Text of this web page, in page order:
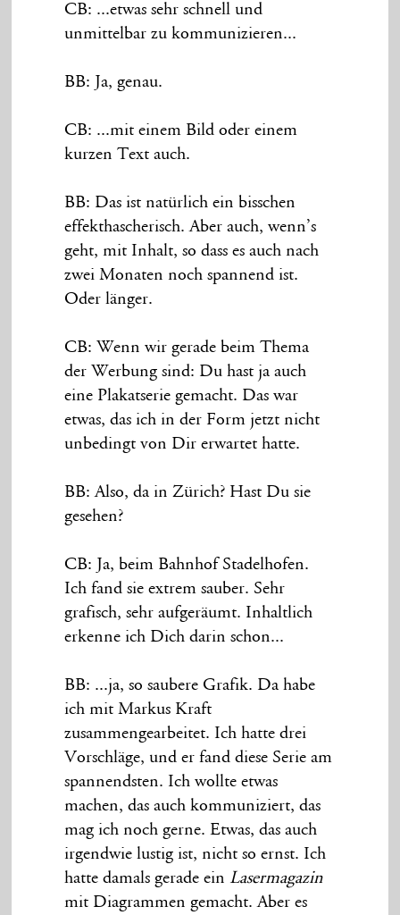
CB: ...etwas sehr schnell und
unmittelbar zu kommunizieren...
BB: Ja, genau.
CB: ...mit einem Bild oder einem
kurzen Text auch.
BB: Das ist natürlich ein bisschen
effekthascherisch. Aber auch, wenn’s
geht, mit Inhalt, so dass es auch nach
zwei Monaten noch spannend ist.
Oder länger.
CB: Wenn wir gerade beim Thema
der Werbung sind: Du hast ja auch
eine Plakatserie gemacht. Das war
etwas, das ich in der Form jetzt nicht
unbedingt von Dir erwartet hatte.
BB: Also, da in Zürich? Hast Du sie
gesehen?
CB: Ja, beim Bahnhof Stadelhofen.
Ich fand sie extrem sauber. Sehr
grafisch, sehr aufgeräumt. Inhaltlich
erkenne ich Dich darin schon...
BB: ...ja, so saubere Grafik. Da habe
ich mit Markus Kraft
zusammengearbeitet. Ich hatte drei
Vorschläge, und er fand diese Serie am
spannendsten. Ich wollte etwas
machen, das auch kommuniziert, das
mag ich noch gerne. Etwas, das auch
irgendwie lustig ist, nicht so ernst. Ich
hatte damals gerade ein Lasermagazin
mit Diagrammen gemacht. Aber es